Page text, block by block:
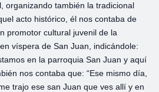
organizando también la tradicional
acto histórico, él nos contaba de
promotor cultural juvenil de la
víspera de San Juan, indicándole:
en la parroquia San Juan y aquí
nos contaba que: “Ese mismo día,
trajo ese san Juan que ves allí y en